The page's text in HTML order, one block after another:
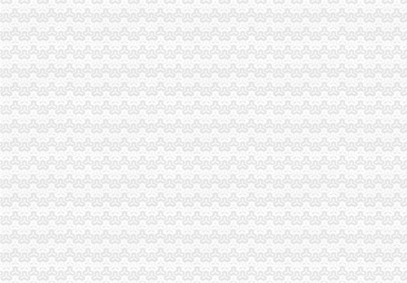
高新区工商分局加“一节一会”一般纳税人公司条件期间食品安全监管
全市工商系统第二届“红盾杯”一般纳税人注册流程乒乓球比赛顺利闭幕
万州区工商局一般纳税人怎么交税引导发展柠檬产业促农民增收
大渡口区工商分局代办一般纳税人采取四项措施预防高致禽流感
九龙坡区工商分局一般纳税人怎么交税七项措施加禽流感防控工作
渝中区工商分局一般纳税人注册流程积部署高致禽流感防控工作
北碚区工商分局一般纳税人公司条件切实加禽流感防工作
万州区工商局一般纳税人公司条件构筑高致禽流感防控网
璧山局一般纳税人认定标准八塘工商所加高致禽流感预防工作
开县汉丰工商一所开设办案模拟课堂
巴南区农村维权网络建设工作呈现五个点
璧山县工商局怎么注册一般纳税人查获一冒用名优标志案
永川工商局“三快三抓”严防肠道染疫的一般纳税人认定标准发生
市怎么注册一般纳税人局进一步规范新闻媒体保健食品广告备案工作
永川工商局一般纳税人公司条件采取措施严防禽流感发生